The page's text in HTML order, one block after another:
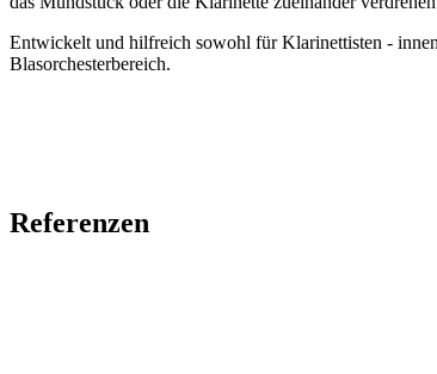
Entwickelt und hilfreich sowohl für Klarinettisten -
Blasorchesterbereich.
Referenzen